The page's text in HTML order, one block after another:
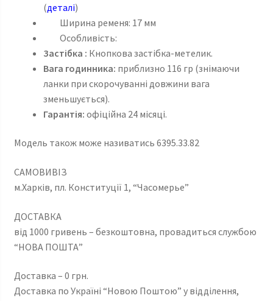
(деталі)
Ширина ременя: 17 мм
Особливість:
Застібка : Кнопкова застібка-метелик.
Вага годинника: приблизно 116 гр (знімаючи
ланки при скорочуванні довжини вага
зменьшується).
Гарантія: офіційна 24 місяці.
Модель також може називатись 6395.33.82
САМОВИВІЗ
м.Харків, пл. Конституції 1, “Часомерье”
ДОСТАВКА
від 1000 гривень – безкоштовна, провадиться службою
“НОВА ПОШТА”
Доставка – 0 грн.
Доставка по Україні “Новою Поштою” у відділення,